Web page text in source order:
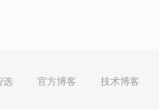
选 官方博客 技术博客